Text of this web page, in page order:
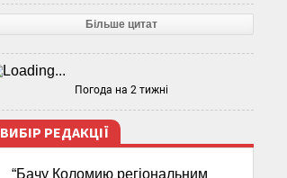
Більше цитат
Погода на 2 тижні
ВИБІР РЕДАКЦІЇ
“Бачу Коломию регіональним